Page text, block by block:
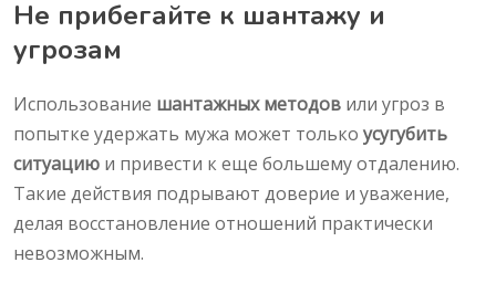
Не прибегайте к шантажу и
угрозам
Использование шантажных методов или угроз в
попытке удержать мужа может только усугубить
ситуацию и привести к еще большему отдалению.
Такие действия подрывают доверие и уважение,
делая восстановление отношений практически
невозможным.